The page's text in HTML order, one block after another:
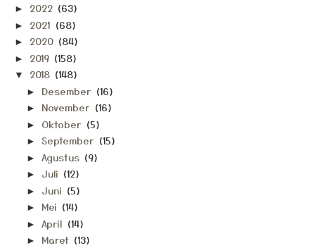
► 2022 (63)
► 2021 (68)
► 2020 (84)
► 2019 (158)
▼ 2018 (148)
► Desember (16)
► November (16)
► Oktober (5)
► September (15)
► Agustus (9)
► Juli (12)
► Juni (5)
► Mei (14)
► April (14)
► Maret (13)